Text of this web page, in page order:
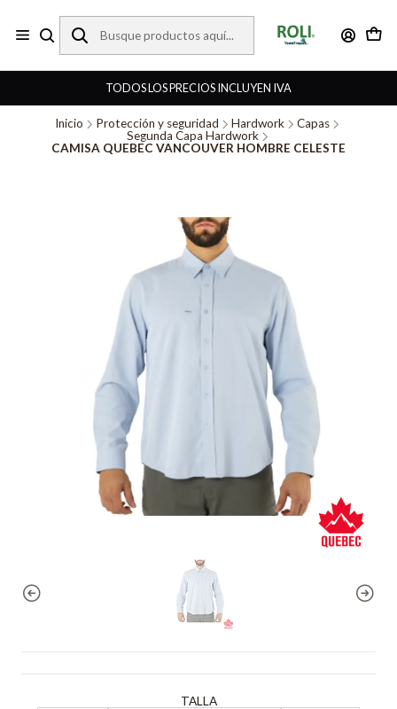
TODOS LOS PRECIOS INCLUYEN IVA
Inicio Protección y seguridad Hardwork
Capas
Segunda Capa Hardwork
CAMISA QUEBEC VANCOUVER HOMBRE CELESTE
TALLA